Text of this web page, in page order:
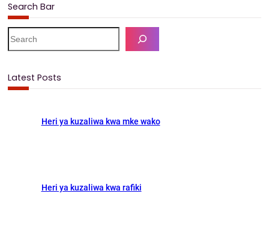
a
c
e
b
o
a
s
t
o
d
o
n
m
a
i
l
h
a
r
Search Bar
e
c
Latest Posts
Heri ya kuzaliwa kwa mke wako
Heri ya kuzaliwa kwa rafiki